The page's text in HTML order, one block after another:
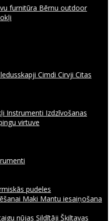
furnitūra Bērnu outdoor
Cimdi Cirvji Citas
Instrumenti Izdzīvošanas
virtuve
pudeles
Maki Mantu iesaiņošana
nūjas Sildītāji Šķiltavas